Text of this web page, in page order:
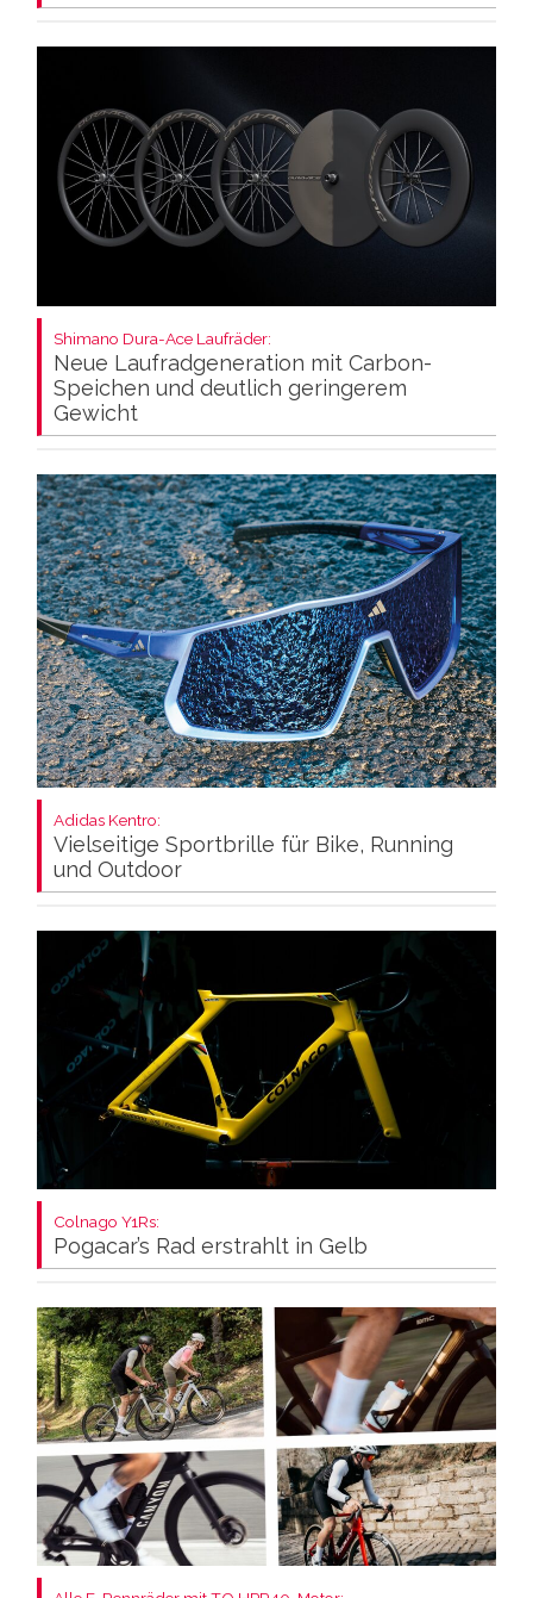
Shimano Dura-Ace Laufräder:
Neue Laufradgeneration mit Carbon-
Speichen und deutlich geringerem
Gewicht
Adidas Kentro:
Vielseitige Sportbrille für Bike, Running
und Outdoor
Colnago Y1Rs:
Pogacar’s Rad erstrahlt in Gelb